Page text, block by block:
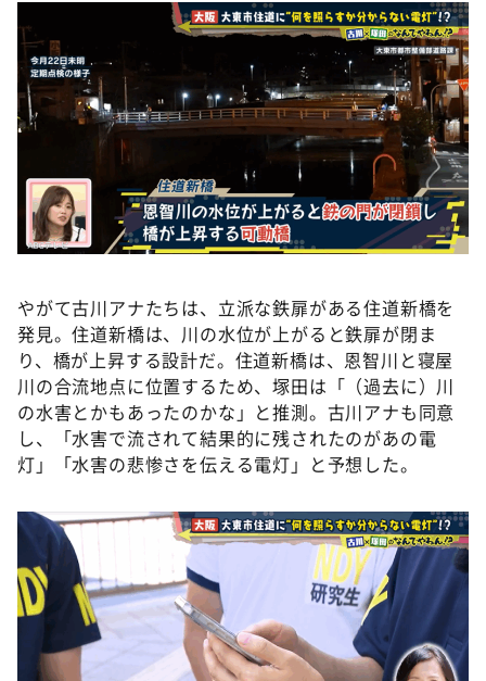
やがて古川アナたちは、立派な鉄扉がある住道新橋を
発見。住道新橋は、川の水位が上がると鉄扉が閉ま
り、橋が上昇する設計だ。住道新橋は、恩智川と寝屋
川の合流地点に位置するため、塚田は「（過去に）川
の水害とかもあったのかな」と推測。古川アナも同意
し、「水害で流されて結果的に残されたのがあの電
灯」「水害の悲惨さを伝える電灯」と予想した。